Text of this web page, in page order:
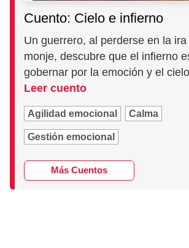
Cuento: Cielo e infierno
Un guerrero, al perderse en la ira
monje, descubre que el infierno
gobernar por la emoción y el
Leer cuento
Agilidad emocional Calma
Gestión emocional
Más Cuentos